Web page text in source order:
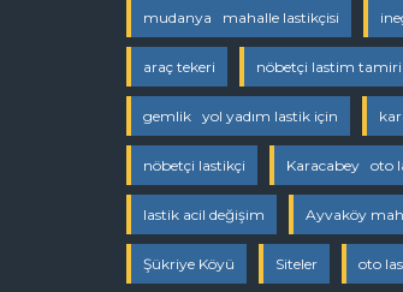
mudanya mahalle lastikçisi
araç tekeri nöbetçi lastim tamiri
gemlik yol yadım lastik için
nöbetçi lastikçi Karacabey oto
lastik acil değişim Ayvaköy
Şükriye Köyü Siteler oto